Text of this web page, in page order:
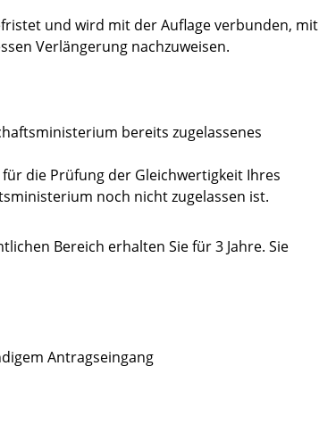
und wird mit der Auflage verbunden, mit
Verlängerung nachzuweisen.
bereits zugelassenes
für die Prüfung der Gleichwertigkeit Ihres
noch nicht zugelassen ist.
Bereich erhalten Sie für 3 Jahre. Sie
Antragseingang